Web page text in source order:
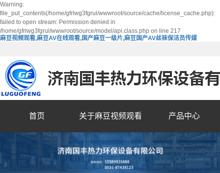
Warning:
file_put_contents(/home/gfrlwg3fgrul/wwwroot/source/cache/license_cache.php):
failed to open stream: Permission denied in
/home/gfrlwg3fgrul/wwwroot/source/model/api.class.php on line 217
麻豆视频观看,麻豆AV在线观看,国产麻豆一级片,麻豆国产AV丝袜保洁员传媒
首页 关于麻豆视频观看 产品中心